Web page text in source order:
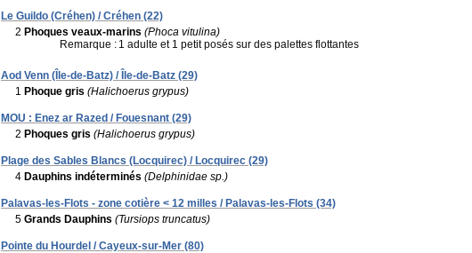
Le Guildo (Créhen) / Créhen (22)
2 Phoques veaux-marins (Phoca vitulina)
Remarque : 1 adulte et 1 petit posés sur des palettes flottantes
Aod Venn (Île-de-Batz) / Île-de-Batz (29)
1 Phoque gris (Halichoerus grypus)
MOU : Enez ar Razed / Fouesnant (29)
2 Phoques gris (Halichoerus grypus)
Plage des Sables Blancs (Locquirec) / Locquirec (29)
4 Dauphins indéterminés (Delphinidae sp.)
Palavas-les-Flots - zone cotière < 12 milles / Palavas-les-Flots (34)
5 Grands Dauphins (Tursiops truncatus)
Pointe du Hourdel / Cayeux-sur-Mer (80)